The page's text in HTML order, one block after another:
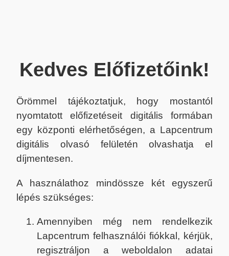
Kedves Előfizetőink!
Örömmel tájékoztatjuk, hogy mostantól
nyomtatott előfizetéseit digitális formában
egy központi elérhetőségen, a Lapcentrum
digitális olvasó felületén olvashatja el
díjmentesen.
A használathoz mindössze két egyszerű
lépés szükséges:
Amennyiben még nem rendelkezik
Lapcentrum felhasználói fiókkal, kérjük,
regisztráljon a weboldalon adatai